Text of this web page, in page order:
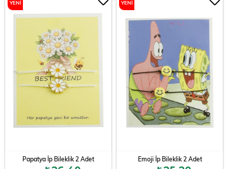
Papatya İp Bileklik 2 Adet
YENI
ÜRÜN
Emoji İp Bileklik 2 Adet
YENI
ÜRÜN